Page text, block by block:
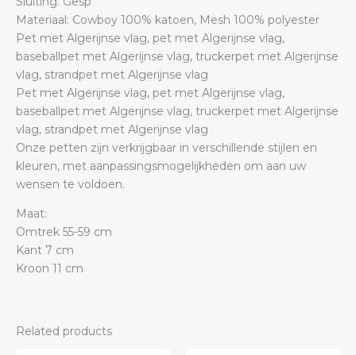
Materiaal: Cowboy 100% katoen, Mesh 100% polyester
Pet met Algerijnse vlag, pet met Algerijnse vlag,
baseballpet met Algerijnse vlag, truckerpet met Algerijnse
vlag, strandpet met Algerijnse vlag
Pet met Algerijnse vlag, pet met Algerijnse vlag,
baseballpet met Algerijnse vlag, truckerpet met Algerijnse
vlag, strandpet met Algerijnse vlag
Onze petten zijn verkrijgbaar in verschillende stijlen en
kleuren, met aanpassingsmogelijkheden om aan uw
wensen te voldoen.
Maat:
Omtrek 55-59 cm
Kant 7 cm
Kroon 11 cm
Related products